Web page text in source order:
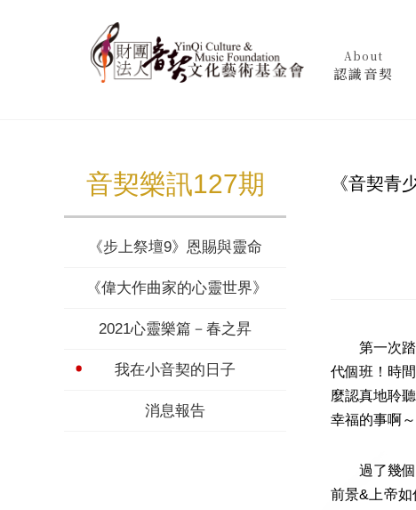
About
認識音契
音契樂訊127期
《步上祭壇9》恩賜與靈命
《偉大作曲家的心靈世界》謙遜簡樸．布拉姆斯 (
2021心靈樂篇－春之昇
我在小音契的日子
消息報告
《音契青
第一次踏進
代個班！時
麼認真地聆
幸福的事啊
過了幾個月
前景&上帝如